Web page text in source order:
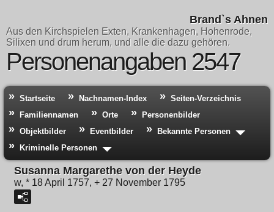
Brand`s Ahnen
Aus den Kirchspielen Exten, Krankenhagen, Hohenrode,
Silixen und drum herum, und alle die dazu gehören.
Personenangaben 2547
Startseite Nachnamen-Index
Seiten-Verzeichnis
Familiennamen
Orte
Personenbilder
Objektbilder
Eventbilder
Bekannte Personen
Kriminelle Personen
Susanna Margarethe von der Heyde
w, * 18 April 1757, + 27 November 1795